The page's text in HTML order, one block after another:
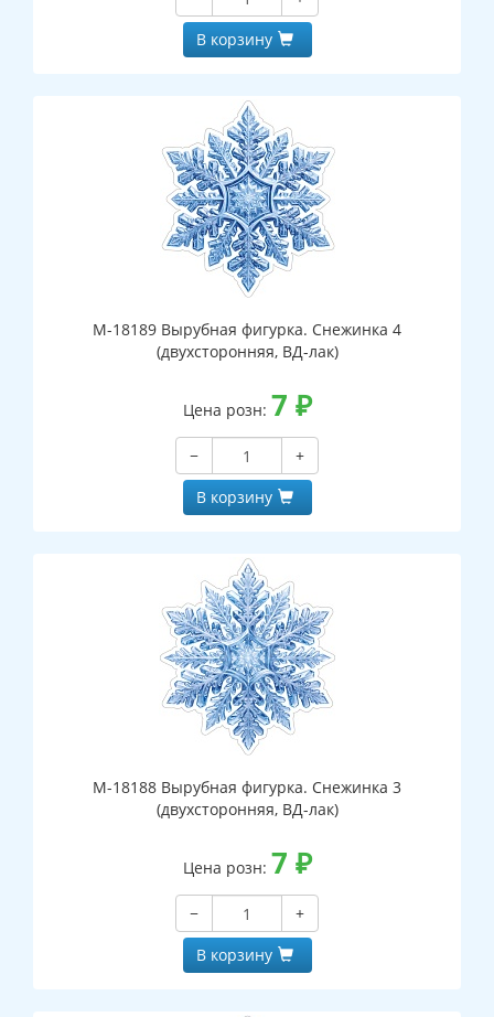
В корзину
М-18189 Вырубная фигурка. Снежинка 4
(двухсторонняя, ВД-лак)
Цена розн: 7 ₽
−
+
В корзину
М-18188 Вырубная фигурка. Снежинка 3
(двухсторонняя, ВД-лак)
Цена розн: 7 ₽
−
+
В корзину